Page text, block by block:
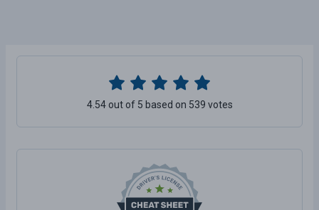
4.54 out of 5 based on 539 votes